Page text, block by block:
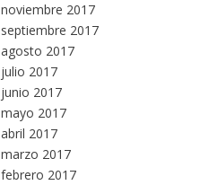
noviembre 2017
septiembre 2017
agosto 2017
julio 2017
junio 2017
mayo 2017
abril 2017
marzo 2017
febrero 2017